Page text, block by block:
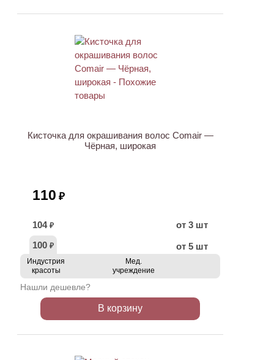
Кисточка для окрашивания волос Comair —
Чёрная, широкая
110 ₽
104 ₽
от 3 шт
100 ₽ от 5 шт
Индустрия
красоты
Мед.
учреждение
Нашли дешевле?
В корзину